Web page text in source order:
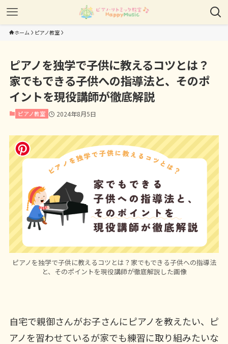
ホーム ピアノ教室
ピアノを独学で子供に教えるコツとは？
家でもできる子供への指導法と、そのポ
イントを現役講師が徹底解説
ピアノ教室 2024年8月5日
ピアノを独学で子供に教えるコツとは？家でもできる子供への指導法
と、そのポイントを現役講師が徹底解説した画像
自宅で親御さんがお子さんにピアノを教えたい、ピ
アノを習わせているが家でも練習に取り組みたいな